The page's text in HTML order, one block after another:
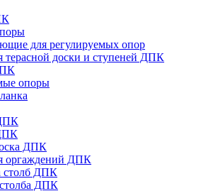
для регулируемых опор
терасной доски и ступеней ДПК
опоры
ДПК
оргаждений ДПК
столб ДПК
ДПК